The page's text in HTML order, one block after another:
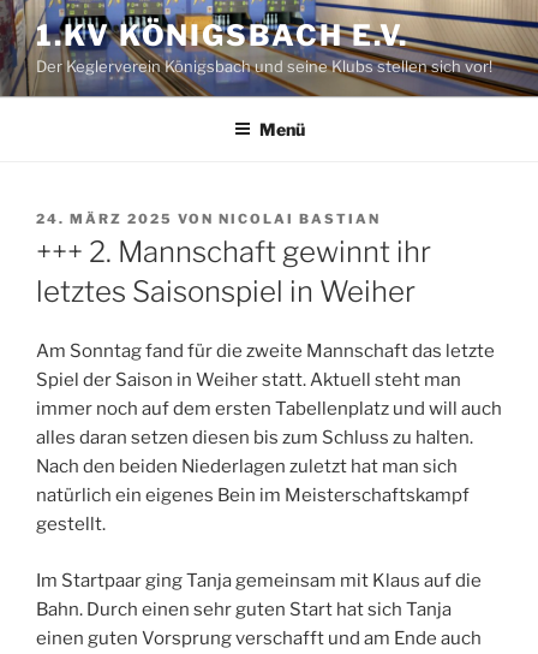
Zum
Inhalt
springen
1.KV KÖNIGSBACH E.V.
Der Keglerverein Königsbach und seine Klubs stellen sich vor!
Menü
VERÖFFENTLICHT
24. MÄRZ 2025 VON NICOLAI BASTIAN
+++ 2. Mannschaft gewinnt ihr
letztes Saisonspiel in Weiher
Am Sonntag fand für die zweite Mannschaft das letzte
Spiel der Saison in Weiher statt. Aktuell steht man
immer noch auf dem ersten Tabellenplatz und will auch
alles daran setzen diesen bis zum Schluss zu halten.
Nach den beiden Niederlagen zuletzt hat man sich
natürlich ein eigenes Bein im Meisterschaftskampf
gestellt.
Im Startpaar ging Tanja gemeinsam mit Klaus auf die
Bahn. Durch einen sehr guten Start hat sich Tanja
einen guten Vorsprung verschafft und am Ende auch